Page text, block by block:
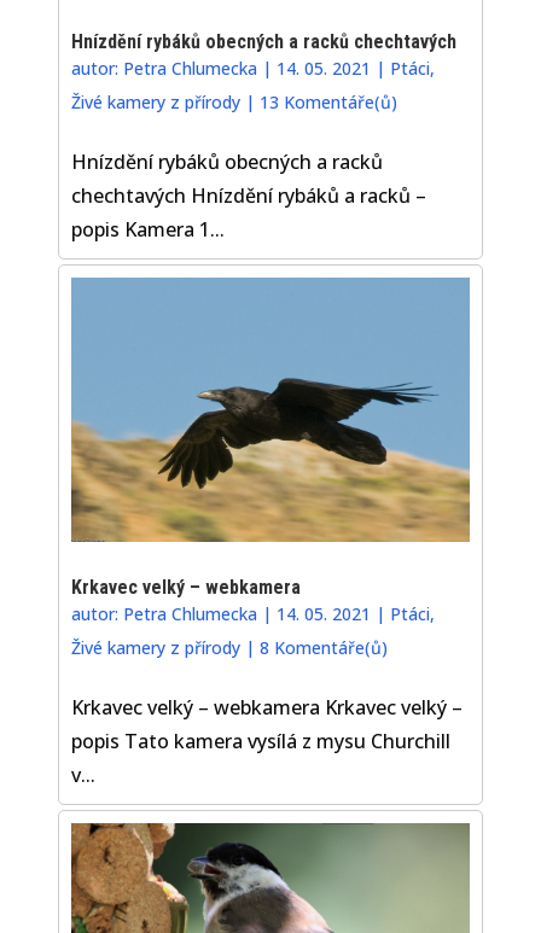
Hnízdění rybáků obecných a racků chechtavých
autor: Petra Chlumecka | 14. 05. 2021 | Ptáci,
Živé kamery z přírody | 13 Komentáře(ů)
Hnízdění rybáků obecných a racků
chechtavých Hnízdění rybáků a racků –
popis Kamera 1...
Krkavec velký – webkamera
autor: Petra Chlumecka | 14. 05. 2021 | Ptáci,
Živé kamery z přírody |8 Komentáře(ů)
Krkavec velký – webkamera Krkavec velký –
popis Tato kamera vysílá z mysu Churchill
v...